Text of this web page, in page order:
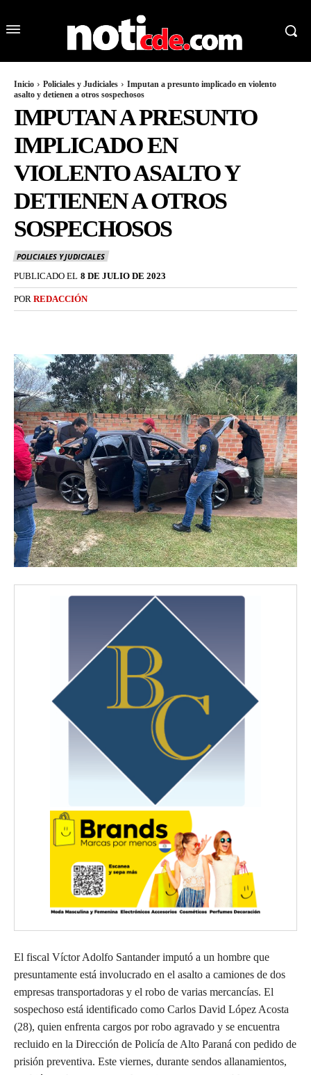
Inicio Policiales y Judiciales
Imputan a presunto implicado en violento
asalto y detienen a otros sospechosos
IMPUTAN A PRESUNTO
IMPLICADO EN
VIOLENTO ASALTO Y
DETIENEN A OTROS
SOSPECHOSOS
POLICIALES Y JUDICIALES
PUBLICADO EL 8 DE JULIO DE 2023
POR REDACCIÓN
El fiscal Víctor Adolfo Santander imputó a un hombre que
presuntamente está involucrado en el asalto a camiones de dos
empresas transportadoras y el robo de varias mercancías. El
sospechoso está identificado como Carlos David López Acosta
(28), quien enfrenta cargos por robo agravado y se encuentra
recluido en la Dirección de Policía de Alto Paraná con pedido de
prisión preventiva. Este viernes, durante sendos allanamientos,